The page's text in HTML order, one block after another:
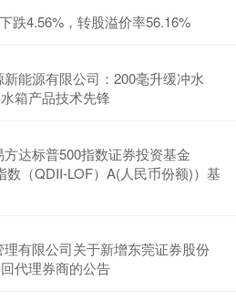
跌4.56%，转股溢价率56.16%
能源有限公司：200毫升缓冲水
箱产品技术先锋
达标普500指数证券投资基金
数（QDII-LOF）A(人民币份额)）基
有限公司关于新增东莞证券股份
代理券商的公告